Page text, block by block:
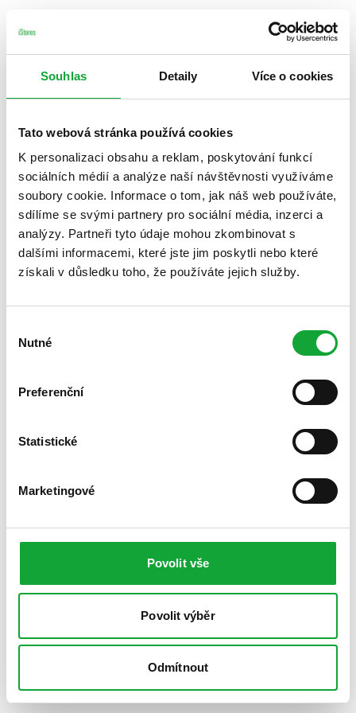
Souhlas Detaily Více o cookies
Tato webová stránka používá cookies
K personalizaci obsahu a reklam, poskytování funkcí
sociálních médií a analýze naší návštěvnosti využíváme
soubory cookie. Informace o tom, jak náš web používáte,
sdílíme se svými partnery pro sociální média, inzerci a
analýzy. Partneři tyto údaje mohou zkombinovat s
dalšími informacemi, které jste jim poskytli nebo které
získali v důsledku toho, že používáte jejich služby.
souhlasu
Nutné
Preferenční
Statistické
Marketingové
Povolit vše
Povolit výběr
Odmítnout